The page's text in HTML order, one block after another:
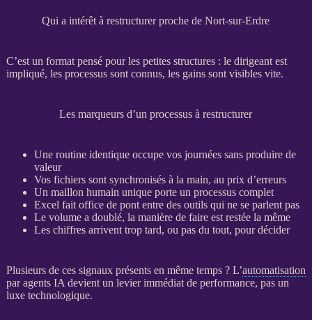
Qui a intérêt à restructurer proche de Nort-sur-Erdre
C’est un format pensé pour les petites structures : le dirigeant est
impliqué, les processussont connus, les gains sont visibles vite.
Les marqueurs d’un processus à restructurer
Une routine identique occupe vos journées sans produire de
valeur
Vos fichiers sont synchronisés à la main, au prix d’erreurs
Un maillon humain unique porte un processuscomplet
Excel fait office de pont entre des outils qui ne se parlent pas
Le volume a doublé, la manière de faire est restée la même
Les chiffres arrivent trop tard, ou pas du tout, pour décider
Plusieurs de ces signaux présents en même temps ? L’automatisation
paragents IA devient un levier immédiat de performance, pas un
luxe technologique.